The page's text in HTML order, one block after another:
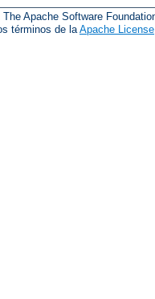
Apache Software
términos de laApache